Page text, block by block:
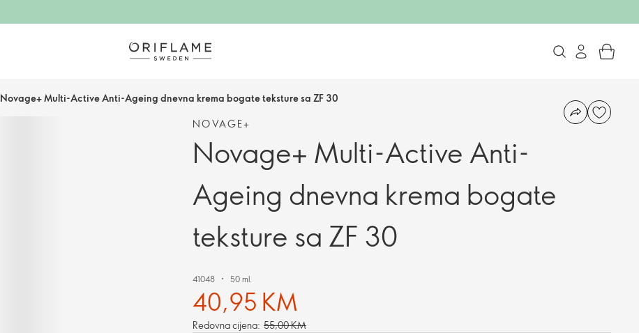
Novage+ Multi-Active Anti-Ageing dnevna krema bogate teksture sa ZF 30
NOVAGE+
Novage+ Multi-Active Anti-
Ageing dnevna krema bogate
teksture sa ZF 30
41048 50 ml.
40,95 KM
Redovna cijena: 55,00 KM